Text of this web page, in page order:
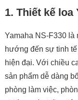
muốn bên trong
sơn bóng như
Yamaha) tạo nên vẻ
hút. Lớp ê căng vải
trong khỏi bụi bẩn
quả âm học tối ưu.